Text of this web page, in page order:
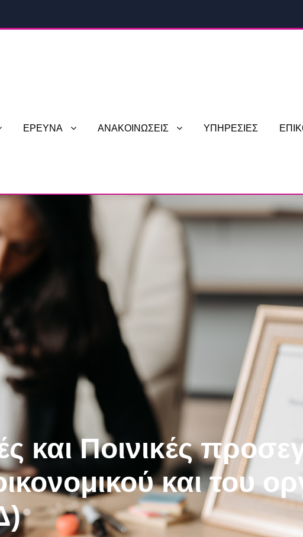
ΕΡΕΥΝΑ ΑΝΑΚΟΙΝΩΣΕΙΣ ΥΠΗΡΕΣΙΕΣ
και Ποινικές
και του